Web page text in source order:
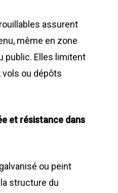
assurent
même en zone
public. Elles limitent
ou dépôts
et résistance dans
ou peint
structure du